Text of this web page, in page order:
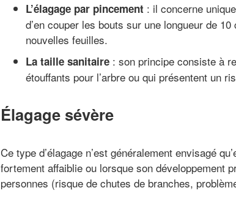
L’élagage par pincement : il concerne
d’en couper les bouts sur une longueur de
nouvelles feuilles.
La taille sanitaire: son principe consiste à
étouffants pour l’arbre ou qui présentent un
Élagage sévère
Ce type d’élagage n’est généralement envisagé
fortement affaiblie ou lorsque son développement
personnes (risque de chutes de branches,